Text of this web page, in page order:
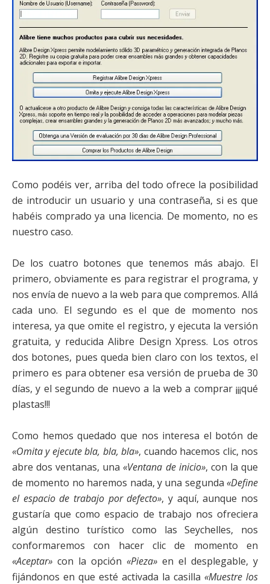
Como podéis ver, arriba del todo ofrece la posibilidad
de introducir un usuario y una contraseña, si es que
habéis comprado ya una licencia. De momento, no es
nuestro caso.
De los cuatro botones que tenemos más abajo. El
primero, obviamente es para registrar el programa, y
nos envía de nuevo a la web para que compremos. Allá
cada uno. El segundo es el que de momento nos
interesa, ya que omite el registro, y ejecuta la versión
gratuita, y reducida Alibre Design Xpress. Los otros
dos botones, pues queda bien claro con los textos, el
primero es para obtener esa versión de prueba de 30
días, y el segundo de nuevo a la web a comprar ¡¡¡qué
plastas!!!
Como hemos quedado que nos interesa el botón de
«Omita y ejecute bla, bla, bla», cuando hacemos clic, nos
abre dos ventanas, una«Ventana de inicio», con la que
de momento no haremos nada, y una segunda «Define
el espacio de trabajo por defecto», y aquí, aunque nos
gustaría que como espacio de trabajo nos ofreciera
algún destino turístico como las Seychelles, nos
conformaremos con hacer clic de momento en
«Aceptar» con la opción «Pieza» en el desplegable, y
fijándonos en que esté activada la casilla «Muestre los